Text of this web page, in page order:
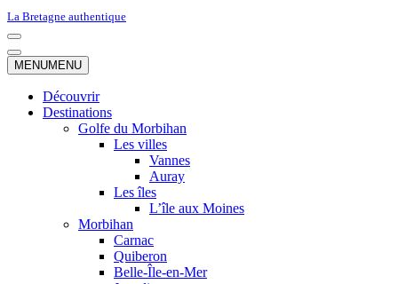
La Bretagne authentique
Menu
de
navigation
Menu
de
MENUMENU
Découvrir
Destinations
Golfe du Morbihan
Les villes
Vannes
Auray
Les îles
L’île aux Moines
Morbihan
Carnac
Quiberon
Belle-Île-en-Mer